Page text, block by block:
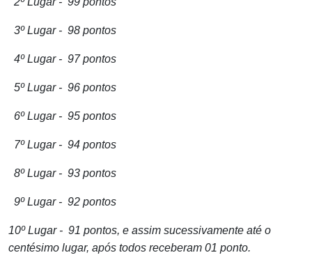
3º Lugar - 98 pontos
4º Lugar - 97 pontos
5º Lugar - 96 pontos
6º Lugar - 95 pontos
7º Lugar - 94 pontos
8º Lugar - 93 pontos
9º Lugar - 92 pontos
10º Lugar - 91 pontos, e assim sucessivamente até o
centésimo lugar, após todos receberam 01 ponto.